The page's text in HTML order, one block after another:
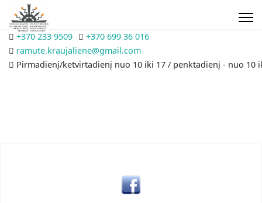
+370 233 9509
+370 699 36 016
ramute.kraujaliene@gmail.com
Pirmadienį/ketvirtadienį nuo 10 iki 17 / penktadienį - nuo 10